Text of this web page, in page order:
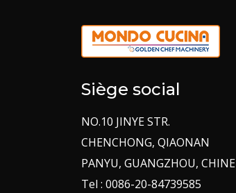
Siège social
NO.10 JINYE STR.
CHENCHONG, QIAONAN
PANYU, GUANGZHOU, CHINE
Tel : 0086-20-84739585